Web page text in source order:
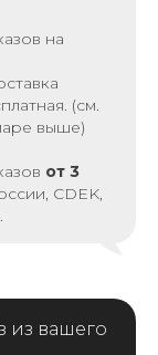
на
(см.
выше)
от 3
CDEK,
из вашего